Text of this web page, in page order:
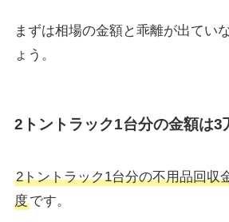
まずは相場の金額と乖離が出てい
ょう。
2トントラック1台分の金額は3
2トントラック1台分の不用品回収
度です。